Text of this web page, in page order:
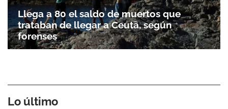
Llega a 80 el saldo de muertos que
trataban de llegar a Ceuta, según
forenses
Lo último